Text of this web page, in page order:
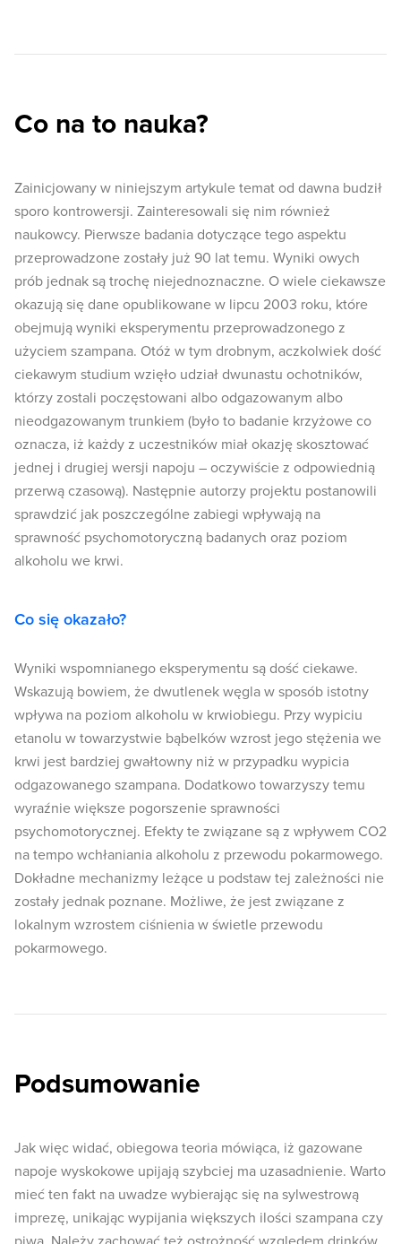
Co na to nauka?
Zainicjowany w niniejszym artykule temat od dawna budził
sporo kontrowersji. Zainteresowali się nim również
naukowcy. Pierwsze badania dotyczące tego aspektu
przeprowadzone zostały już 90 lat temu. Wyniki owych
prób jednak są trochę niejednoznaczne. O wiele ciekawsze
okazują się dane opublikowane w lipcu 2003 roku, które
obejmują wyniki eksperymentu przeprowadzonego z
użyciem szampana. Otóż w tym drobnym, aczkolwiek dość
ciekawym studium wzięło udział dwunastu ochotników,
którzy zostali poczęstowani albo odgazowanym albo
nieodgazowanym trunkiem (było to badanie krzyżowe co
oznacza, iż każdy z uczestników miał okazję skosztować
jednej i drugiej wersji napoju – oczywiście z odpowiednią
przerwą czasową). Następnie autorzy projektu postanowili
sprawdzić jak poszczególne zabiegi wpływają na
sprawność psychomotoryczną badanych oraz poziom
alkoholu we krwi.
Co się okazało?
Wyniki wspomnianego eksperymentu są dość ciekawe.
Wskazują bowiem, że dwutlenek węgla w sposób istotny
wpływa na poziom alkoholu w krwiobiegu. Przy wypiciu
etanolu w towarzystwie bąbelków wzrost jego stężenia we
krwi jest bardziej gwałtowny niż w przypadku wypicia
odgazowanego szampana. Dodatkowo towarzyszy temu
wyraźnie większe pogorszenie sprawności
psychomotorycznej. Efekty te związane są z wpływem CO2
na tempo wchłaniania alkoholu z przewodu pokarmowego.
Dokładne mechanizmy leżące u podstaw tej zależności nie
zostały jednak poznane. Możliwe, że jest związane z
lokalnym wzrostem ciśnienia w świetle przewodu
pokarmowego.
Podsumowanie
Jak więc widać, obiegowa teoria mówiąca, iż gazowane
napoje wyskokowe upijają szybciej ma uzasadnienie. Warto
mieć ten fakt na uwadze wybierając się na sylwestrową
imprezę, unikając wypijania większych ilości szampana czy